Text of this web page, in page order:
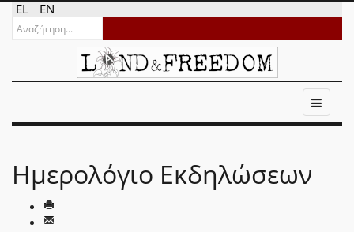
EL EN
Ημερολόγιο Εκδηλώσεων